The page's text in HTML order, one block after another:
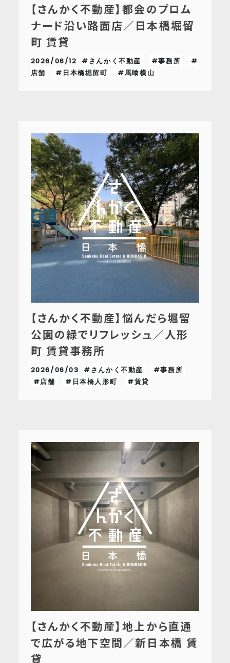
【さんかく不動産】都会のプロム
ナード沿い路面店／日本橋堀留
町 賃貸
2026/06/12 #さんかく不動産 #事務所
#
店舗
#日本橋堀留町 #馬喰横山
【さんかく不動産】悩んだら堀留
公園の緑でリフレッシュ／人形
町 賃貸事務所
2026/06/03 #さんかく不動産
#事務所
#店舗
#日本橋人形町 #賃貸
【さんかく不動産】地上から直通
で広がる地下空間／新日本橋 賃
貸